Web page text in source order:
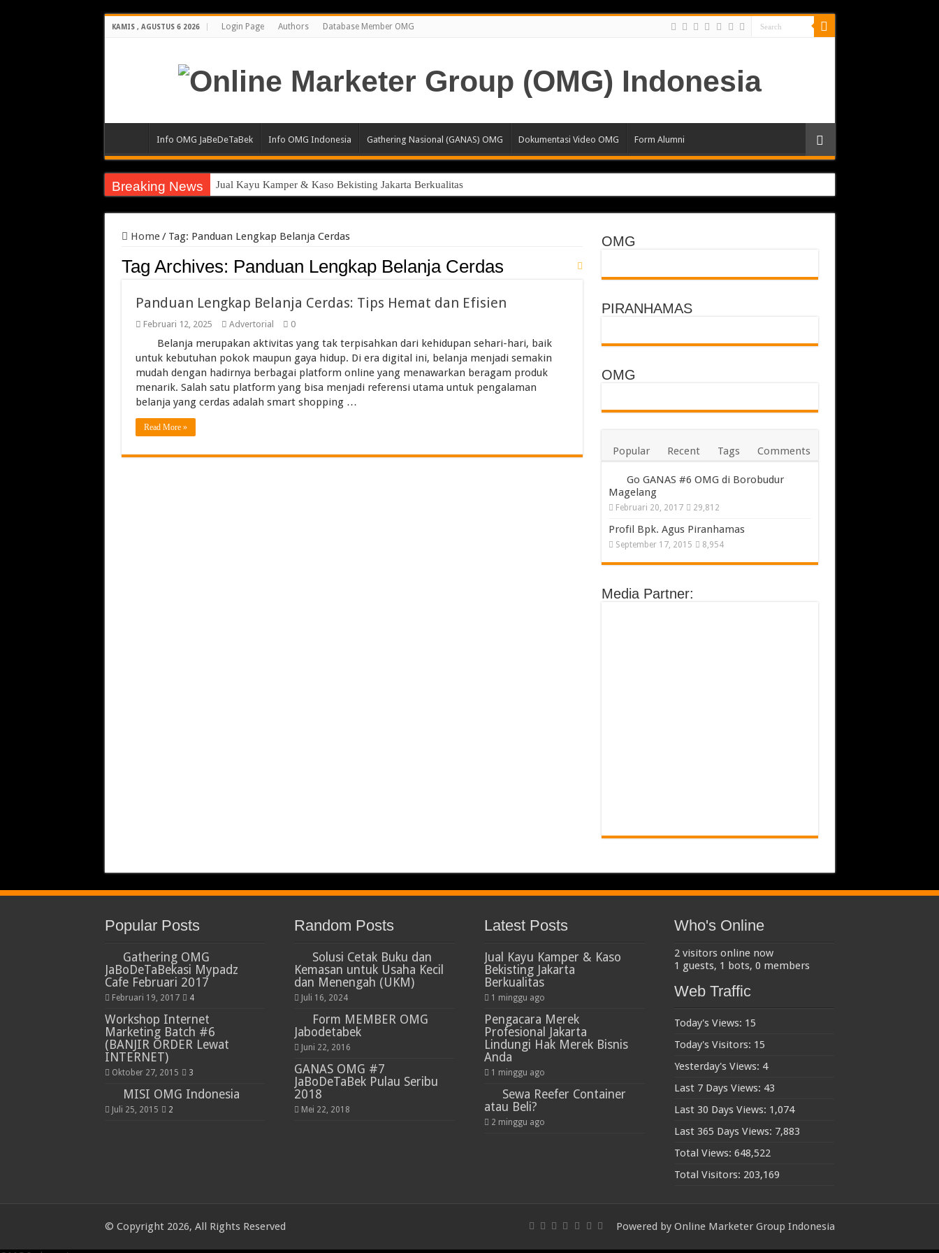
KAMIS , AGUSTUS 6 2026 Login Page Authors Database Member OMG
Info OMG JaBeDeTaBek Info OMG Indonesia Gathering Nasional (GANAS) OMG Dokumentasi Video OMG Form Alumni
Breaking News Jual Kayu Kamper & Kaso Bekisting Jakarta Berkualitas
Sewa Reefer Container atau Beli?
Pabrik Polybox Termurah: Solusi Packaging Kuat, Tahan Lama, dan Hemat untuk Industri Modern
Jasa Pembuatan Whirlpool Profesional untuk Hunian & Komersial
Torch Mig Gun TWECO dan WELDSKILL CIGWELD
Assigning vs Subletting a Room in Singapore Explained
Beachfront vs Inland Bali Villas Daily Routines and Transport
Lemari Asam Laboratorium dan PP Storage Cabinet Laboratorium
Home/ Tag: Panduan Lengkap Belanja Cerdas
Tag Archives: Panduan Lengkap Belanja Cerdas
Panduan Lengkap Belanja Cerdas: Tips Hemat dan Efisien
Februari 12, 2025 Advertorial 0
Belanja merupakan aktivitas yang tak terpisahkan dari kehidupan sehari-hari, baik
untuk kebutuhan pokok maupun gaya hidup. Di era digital ini, belanja menjadi semakin
mudah dengan hadirnya berbagai platform online yang menawarkan beragam produk
menarik. Salah satu platform yang bisa menjadi referensi utama untuk pengalaman
belanja yang cerdas adalah smart shopping …
Read More »
OMG
PIRANHAMAS
OMG
Popular Recent Tags Comments
Go GANAS #6 OMG di Borobudur
Magelang
Februari 20, 2017 29,812
Profil Bpk. Agus Piranhamas
September 17, 2015 8,954
Media Partner:
Popular Posts
Gathering OMG
JaBoDeTaBekasi Mypadz
Cafe Februari 2017
Februari 19, 2017 4
Workshop Internet
Marketing Batch #6
(BANJIR ORDER Lewat
INTERNET)
Oktober 27, 2015 3
MISI OMG Indonesia
Juli 25, 2015 2
Random Posts
Solusi Cetak Buku dan
Kemasan untuk Usaha Kecil
dan Menengah (UKM)
Juli 16, 2024
Form MEMBER OMG
Jabodetabek
Juni 22, 2016
GANAS OMG #7
JaBoDeTaBek Pulau Seribu
2018
Mei 22, 2018
Latest Posts
Jual Kayu Kamper & Kaso
Bekisting Jakarta
Berkualitas
1 minggu ago
Pengacara Merek
Profesional Jakarta
Lindungi Hak Merek Bisnis
Anda
1 minggu ago
Sewa Reefer Container
atau Beli?
2 minggu ago
Who's Online
2 visitors online now
1 guests, 1 bots, 0 members
Web Traffic
Today's Views: 15
Today's Visitors: 15
Yesterday's Views: 4
Last 7 Days Views: 43
Last 30 Days Views: 1,074
Last 365 Days Views: 7,883
Total Views: 648,522
Total Visitors: 203,169
Powered by Online Marketer Group Indonesia
© Copyright 2026, All Rights Reserved